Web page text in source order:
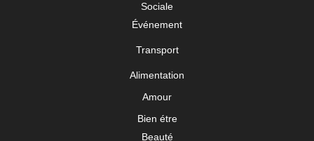
Sociale
Événement
Transport
Alimentation
Amour
Bien étre
Beauté